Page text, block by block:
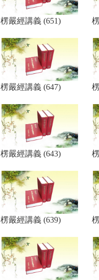
楞嚴經講義 (651)
楞嚴經講義 (647)
楞嚴經講義 (643)
楞嚴經講義 (639)